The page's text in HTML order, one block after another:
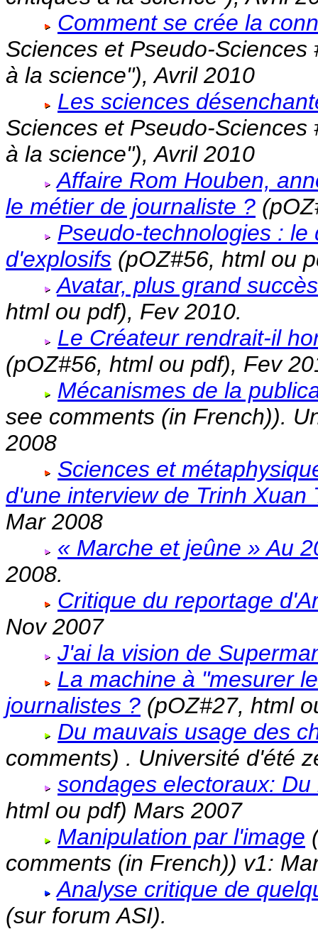
Comment se crée la
Sciences et Pseudo-Sciences
à la science"), Avril 2010
Les sciences
Sciences et Pseudo-Sciences
à la science"), Avril 2010
Affaire Rom Houben,
le métier de journaliste ?
Pseudo-technologies :
d'explosifs (pOZ#56, html ou
Avatar, plus grand
html ou pdf), Fev 2010.
Le Créateur rendrait-il
(pOZ#56, html ou pdf), Fev
Mécanismes de la
see comments (in French)).
2008
Sciences et
d'une interview de Trinh Xuan
Mar 2008
« Marche et jeûne » Au
2008.
Critique du reportage
Nov 2007
J'ai la vision de
La machine à "mesurer
journalistes ? (pOZ#27, html
Du mauvais usage des
comments) . Université d'été
sondages electoraux:
html ou pdf) Mars 2007
Manipulation par l'image
comments (in French)) v1:
Analyse critique de
(sur forum ASI).